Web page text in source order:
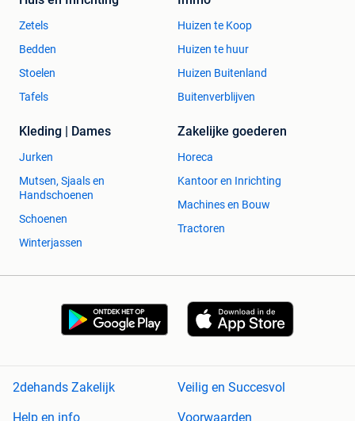
Zetels
Bedden
Stoelen
Tafels
Huizen te Koop
Huizen te huur
Huizen Buitenland
Buitenverblijven
Kleding | Dames
Jurken
Mutsen, Sjaals en
Handschoenen
Schoenen
Winterjassen
Zakelijke goederen
Horeca
Kantoor en Inrichting
Machines en Bouw
Tractoren
2dehands Zakelijk
Veilig en Succesvol
Help en info
Voorwaarden